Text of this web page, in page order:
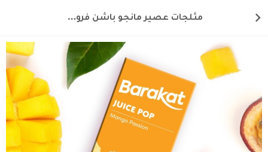
مثلجات عصير مانجو باشن فروت 1 قطعة